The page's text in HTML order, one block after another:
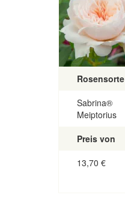
Rosensorte
Sabrina®
Meiptorius
Preis von
13,70 €